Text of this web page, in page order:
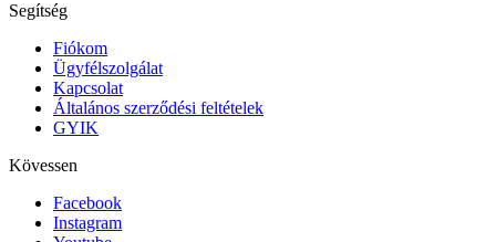
Segítség
Fiókom
Ügyfélszolgálat
Kapcsolat
Általános szerződési feltételek
GYIK
Kövessen
Facebook
Instagram